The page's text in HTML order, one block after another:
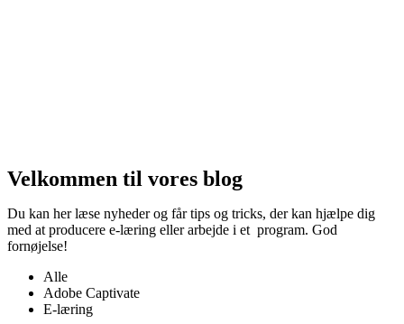
Velkommen til vores blog
Du kan her læse nyheder og får tips og tricks, der kan hjælpe dig
med at producere e-læring eller arbejde i et program. God
fornøjelse!
Alle
Adobe Captivate
E-læring